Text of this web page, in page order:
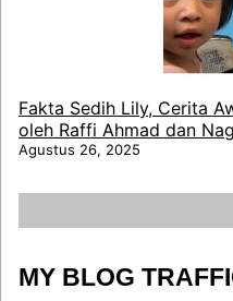
Fakta Sedih Lily, Cerita
oleh Raffi Ahmad dan
Agustus 26, 2025
MY BLOG